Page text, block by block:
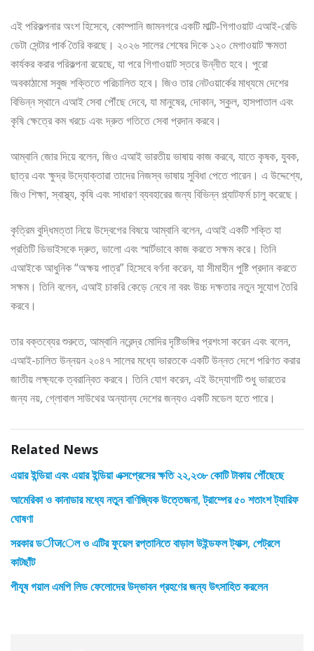
এই পরিকল্পনার অংশ হিসেবে, কোম্পানি জামনগরে একটি মাল্টি-গিগাওয়াট এআই-রেডি
ডেটা সেন্টার পার্ক তৈরি করছে। ২০২৬ সালের শেষের দিকে ১২০ মেগাওয়াট ক্ষমতা
কার্যকর করার পরিকল্পনা রয়েছে, যা পরে গিগাওয়াট স্তরে উন্নীত হবে। পুরো
অবকাঠামো সবুজ শক্তিতে পরিচালিত হবে। জিও তার নেটওয়ার্কের মাধ্যমে দেশের
বিভিন্ন স্থানে এআই সেবা পৌঁছে দেবে, যা মানুষের, দোকান, স্কুল, হাসপাতাল এবং
কৃষি ক্ষেত্রে কম খরচে এবং দ্রুত গতিতে সেবা প্রদান করবে।
আম্বানি জোর দিয়ে বলেন, জিও এআই ভারতীয় ভাষায় কাজ করবে, যাতে কৃষক, যুবক,
ছাত্র এবং ক্ষুদ্র উদ্যোক্তারা তাদের নিজস্ব ভাষায় সুবিধা পেতে পারেন। এ উদ্দেশ্যে,
জিও শিক্ষা, স্বাস্থ্য, কৃষি এবং সাধারণ ব্যবহারের জন্য বিভিন্ন প্ল্যাটফর্ম চালু করেছে।
কৃত্রিম বুদ্ধিমত্তা নিয়ে উদ্বেগের বিষয়ে আম্বানি বলেন, এআই একটি শক্তি যা
প্রতিটি ডিভাইসকে দ্রুত, ভালো এবং স্মার্টভাবে কাজ করতে সক্ষম করে। তিনি
এআইকে আধুনিক “অক্ষয় পাত্র” হিসেবে বর্ণনা করেন, যা সীমাহীন পুষ্টি প্রদান করতে
সক্ষম। তিনি বলেন, এআই চাকরি কেড়ে নেবে না বরং উচ্চ দক্ষতার নতুন সুযোগ তৈরি
করবে।
তার বক্তব্যের শুরুতে, আম্বানি নরেন্দ্র মোদির দৃষ্টিভঙ্গির প্রশংসা করেন এবং বলেন,
এআই-চালিত উন্নয়ন ২০৪৭ সালের মধ্যে ভারতকে একটি উন্নত দেশে পরিণত করার
জাতীয় লক্ষ্যকে ত্বরান্বিত করবে। তিনি যোগ করেন, এই উদ্যোগটি শুধু ভারতের
জন্য নয়, গ্লোবাল সাউথের অন্যান্য দেশের জন্যও একটি মডেল হতে পারে।
Related News
এয়ার ইন্ডিয়া এবং এয়ার ইন্ডিয়া এক্সপ্রেসের ক্ষতি ২২,২৩৮ কোটি টাকায় পৌঁছেছে
আমেরিকা ও কানাডার মধ্যে নতুন বাণিজ্যিক উত্তেজনা, ট্রাম্পের ৫০ শতাংশ ট্যারিফ
ঘোষণা
সরকার ডीजেল ও এটির ফুয়েল রপ্তানিতে বাড়াল উইন্ডফল ট্যাক্স, পেট্রলে
কাটছাঁট
পীযূষ গয়াল এমপি লিড ফেলোদের উদ্ভাবন গ্রহণের জন্য উৎসাহিত করলেন